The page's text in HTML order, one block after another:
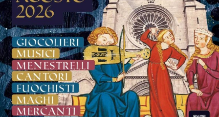
La musica continuerà poi ad essere protagonista sui tre
palchi della festa.
Sul palco delGrappa Jazz Festivalsalirà ilLuca
Mannutza & Paolo Recchia Duo,raffinata formazione
composta da pianoforte e sassofono contralto, mentre
domenica 9 agosto il festival chiuderà con il Jordan